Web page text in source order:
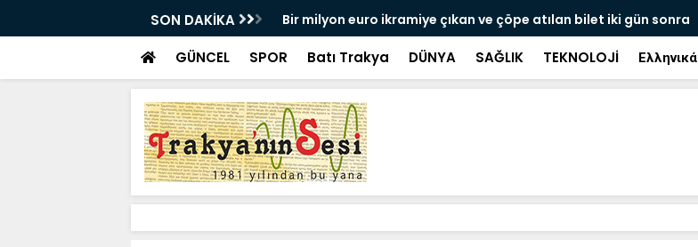
SON DAKİKA
Bir milyon euro ikramiye çıkan ve çöpe atılan bilet iki gün sonra
bulundu
GÜNCEL SPOR Batı Trakya DÜNYA SAĞLIK TEKNOLOJİ Ελληνικά